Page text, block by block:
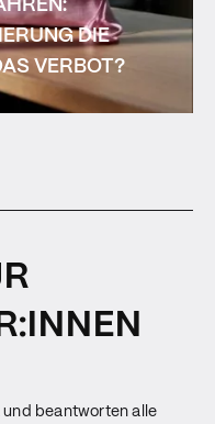
DIE
VERBOT?
und beantworten alle